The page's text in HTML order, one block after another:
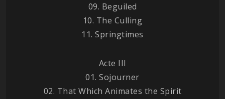
09. Beguiled
10. The Culling
11. Springtimes
Acte III
01. Sojourner
02. That Which Animates the Spirit